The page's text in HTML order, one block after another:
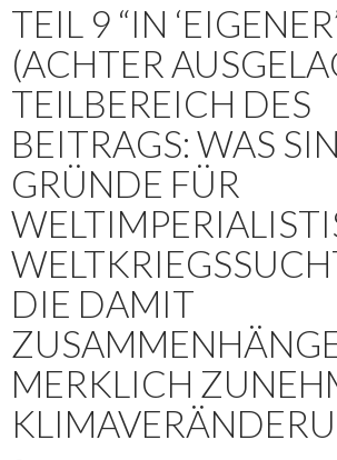
TEIL 9 “IN
(ACHTER
TEILBEREICH DES
BEITRAGS: WAS
GRÜNDE FÜR
DIE DAMIT
MERKLICH